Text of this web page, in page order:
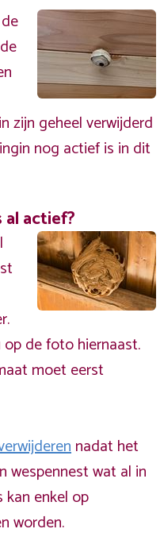
zijn geheel verwijderd
nog actief is in dit
actief?
de foto hiernaast.
moet eerst
nadat het
wespennest wat al in
enkel op
worden.